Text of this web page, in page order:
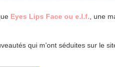
Eyes Lips Face ou e.l.f., une
qui m’ont séduites sur le